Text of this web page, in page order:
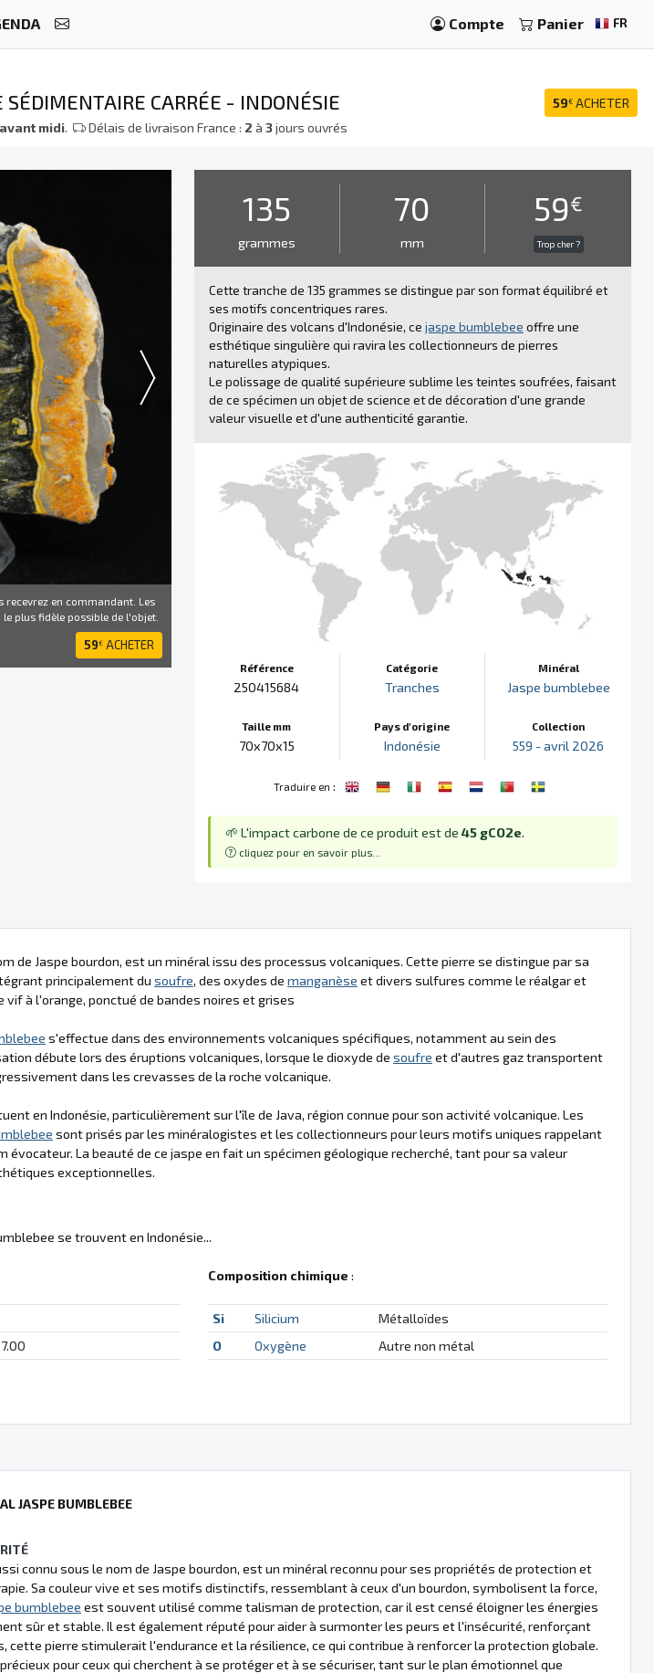
Compte Panier FR
59€ ACHETER
SÉDIMENTAIRE CARRÉE - INDONÉSIE
avant midi. Délais de livraison France : 2 à3jours ouvrés
en commandant. Les
plus fidèle possible de l'objet.
59€ ACHETER
135
grammes
70
mm
59€
Trop cher ?
Cette tranche de 135 grammes se distingue par son format équilibré et
ses motifs concentriques rares.
Originaire des volcans d'Indonésie, ce jaspe bumblebee offre une
esthétique singulière qui ravira les collectionneurs de pierres
naturelles atypiques.
Le polissage de qualité supérieure sublime les teintes soufrées, faisant
de ce spécimen un objet de science et de décoration d'une grande
valeur visuelle et d'une authenticité garantie.
Référence
250415684
Taille mm
70x70x15
Catégorie
Tranches
Pays d'origine
Indonésie
Minéral
Jaspe bumblebee
Collection
559 - avril 2026
Traduire en :
🌱 L'impact carbone de ce produit est de 45 gCO2e.
cliquez pour en savoir plus...
de Jaspe bourdon, est un minéral issu des processus volcaniques. Cette pierre se distingue par sa
principalement du soufre, des oxydes de manganèse et divers sulfures comme le réalgar et
à l'orange, ponctué de bandes noires et grises
s'effectue dans des environnements volcaniques spécifiques, notamment au sein des
débute lors des éruptions volcaniques, lorsque le dioxyde de soufre et d'autres gaz transportent
dans les crevasses de la roche volcanique.
en Indonésie, particulièrement sur l'île de Java, région connue pour son activité volcanique. Les
sont prisés par les minéralogistes et les collectionneurs pour leurs motifs uniques rappelant
évocateur. La beauté de ce jaspe en fait un spécimen géologique recherché, tant pour sa valeur
exceptionnelles.
se trouvent en Indonésie...
Composition chimique :
Si Silicium
Métalloïdes
O
Oxygène Autre non métal
JASPE BUMBLEBEE
connu sous le nom de Jaspe bourdon, est un minéral reconnu pour ses propriétés de protection et
Sa couleur vive et ses motifs distinctifs, ressemblant à ceux d'un bourdon, symbolisent la force,
bumblebee est souvent utilisé comme talisman de protection, car il est censé éloigner les énergies
sûr et stable. Il est également réputé pour aider à surmonter les peurs et l'insécurité, renforçant
cette pierre stimulerait l'endurance et la résilience, ce qui contribue à renforcer la protection globale.
pour ceux qui cherchent à se protéger et à se sécuriser, tant sur le plan émotionnel que